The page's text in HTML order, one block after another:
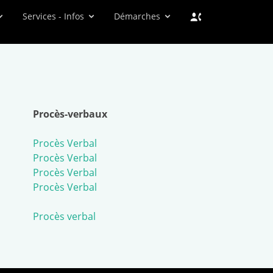
Services - Infos Démarches
Procès-verbaux
Procès Verbal
Procès Verbal
Procès Verbal
Procès Verbal
Procès verbal